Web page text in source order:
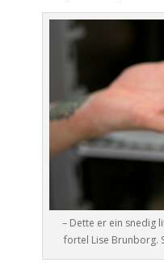
– Dette er ein snedig
fortel Lise Brunborg.